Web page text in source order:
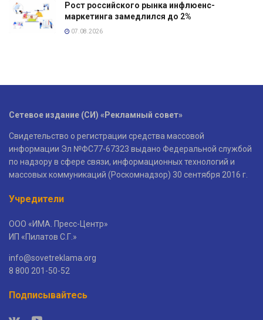
Рост российского рынка инфлюенс-
маркетинга замедлился до 2%
07.08.2026
Сетевое издание (СИ) «Рекламный совет»
Свидетельство о регистрации средства массовой
информации Эл №ФС77-67323 выдано Федеральной службой
по надзору в сфере связи, информационных технологий и
массовых коммуникаций (Роскомнадзор) 30 сентября 2016 г.
Учредители
ООО «ИМА. Пресс-Центр»
ИП «Пилатов С.Г.»
info@sovetreklama.org
8 800 201-50-52
Подписывайтесь